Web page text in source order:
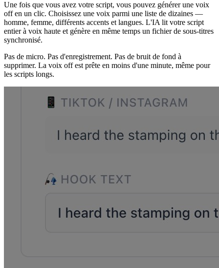
Une fois que vous avez votre script, vous pouvez générer une voix
off en un clic. Choisissez une voix parmi une liste de dizaines —
homme, femme, différents accents et langues. L'IA lit votre script
entier à voix haute et génère en même temps un fichier de sous-titres
synchronisé.
Pas de micro. Pas d'enregistrement. Pas de bruit de fond à
supprimer. La voix off est prête en moins d'une minute, même pour
les scripts longs.